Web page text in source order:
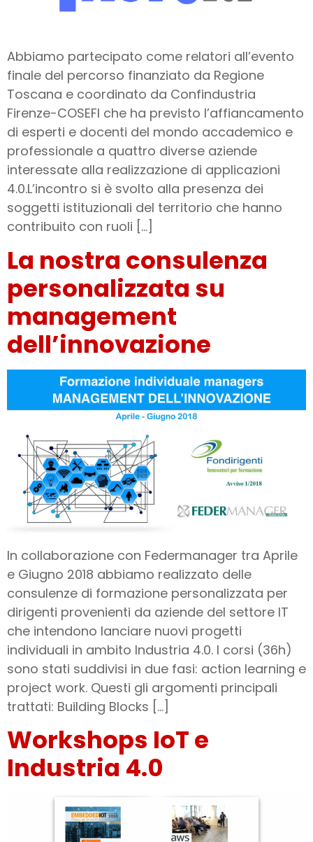
Abbiamo partecipato come relatori all’evento
finale del percorso finanziato da Regione
Toscana e coordinato da Confindustria
Firenze-COSEFI che ha previsto l’affiancamento
di esperti e docenti del mondo accademico e
professionale a quattro diverse aziende
interessate alla realizzazione di applicazioni
4.0.L’incontro si è svolto alla presenza dei
soggetti istituzionali del territorio che hanno
contribuito con ruoli […]
La nostra consulenza
personalizzata su
management
dell’innovazione
In collaborazione con Federmanager tra Aprile
e Giugno 2018 abbiamo realizzato delle
consulenze di formazione personalizzata per
dirigenti provenienti da aziende del settore IT
che intendono lanciare nuovi progetti
individuali in ambito Industria 4.0. I corsi (36h)
sono stati suddivisi in due fasi: action learning e
project work. Questi gli argomenti principali
trattati: Building Blocks […]
Workshops IoT e
Industria 4.0